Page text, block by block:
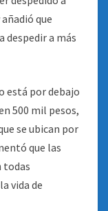
que
despedir a más
está por debajo
500 mil pesos,
se ubican por
que las
todas
vida de